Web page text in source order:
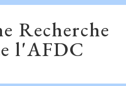
Recherche
l'AFDC